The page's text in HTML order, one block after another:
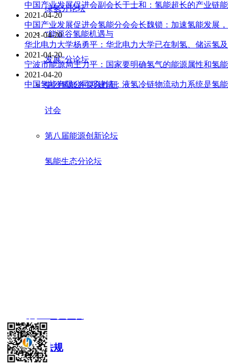
绿氢分论坛
“能源谷氢能机遇与
发展”分论坛
中沙氢能务实合作研
讨会
第八届能源创新论坛
氢能生态分论坛
中国产业发展促进会副会长于士和：氢能超长的产业链
2021-04-20
中国产业发展促进会氢能分会会长魏锁：加速氢能发展
2021-04-20
华北电力大学杨勇平：华北电力大学已在制氢、储运氢
2021-04-20
宁波市能源局王力平：国家要明确氢气的能源属性和氢
2021-04-20
中国氢能有限公司邓建清：液氢冷链物流动力系统是氢
政策法规